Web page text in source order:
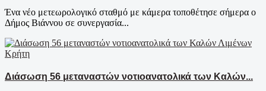
Ένα νέο μετεωρολογικό σταθμό με κάμερα τοποθέτησε σήμερα ο
Δήμος Βιάννου σε συνεργασία...
Κρήτη
Διάσωση 56 μεταναστών νοτιοανατολικά των Καλών...